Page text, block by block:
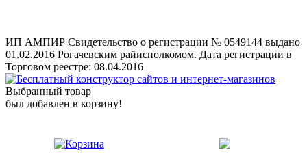
ИП АМПИР Свидетельство о регистрации № 0549144 выдано
01.02.2016 Рогачевским райисполкомом. Дата регистрации в
Торговом реестре: 08.04.2016
Выбранный товар
был добавлен в корзину!